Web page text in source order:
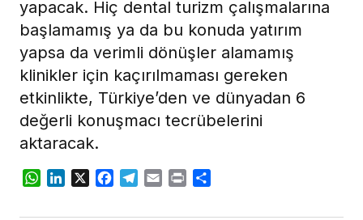
yapacak. Hiç dental turizm çalışmalarına
başlamamış ya da bu konuda yatırım
yapsa da verimli dönüşler alamamış
klinikler için kaçırılmaması gereken
etkinlikte, Türkiye’den ve dünyadan 6
değerli konuşmacı tecrübelerini
aktaracak.
WhatsApp
LinkedIn
X Facebook
Telegram
Email Print